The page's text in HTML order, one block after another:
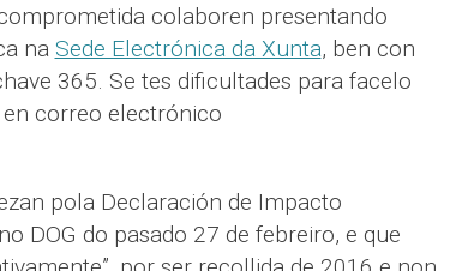
colaboren presentando
na Sede Electrónica da Xunta, ben con
365. Se tes dificultades para facelo
correo electrónico
pola Declaración de Impacto
DOG do pasado 27 de febreiro, e que